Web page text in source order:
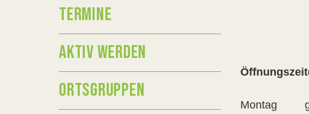
Montag
TERMINE
AKTIV WERDEN
ORTSGRUPPEN